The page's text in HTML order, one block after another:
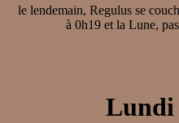
le lendemain, Regulus se
à 0h19 et la Lune,
Lundi